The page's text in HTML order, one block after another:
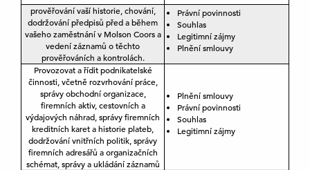
prověřování vaší historie, chování,
dodržování předpisů před a během
vašeho zaměstnání v Molson Coors a
vedení záznamů o těchto
prověřováních a kontrolách.
Právní povinnosti
Souhlas
Legitimní zájmy
Plnění smlouvy
Provozovat a řídit podnikatelské
činnosti, včetně rozvrhování práce,
správy obchodní organizace,
firemních aktiv, cestovních a
výdajových náhrad, správy firemních
kreditních karet a historie plateb,
dodržování vnitřních politik, správy
firemních adresářů a organizačních
schémat, správy a ukládání záznamů
Plnění smlouvy
Právní povinnosti
Souhlas
Legitimní zájmy